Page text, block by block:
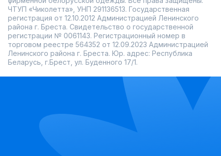
ЧТУП «Чиколетта», УНП 291136513. Государственная
регистрация от 12.10.2012 Администрацией Ленинского
района г. Бреста. Свидетельство о государственной
регистрации № 0061143. Регистрационный номер в
торговом реестре 564352 от 12.09.2023 Администрацией
Ленинского района г. Бреста. Юр. адрес: Республика
Беларусь, г.Брест, ул. Буденного 17/1.